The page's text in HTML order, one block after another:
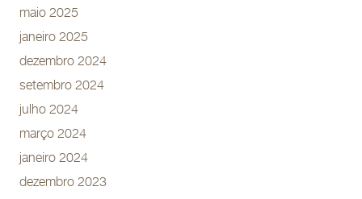
maio 2025
janeiro 2025
dezembro 2024
setembro 2024
julho 2024
março 2024
janeiro 2024
dezembro 2023